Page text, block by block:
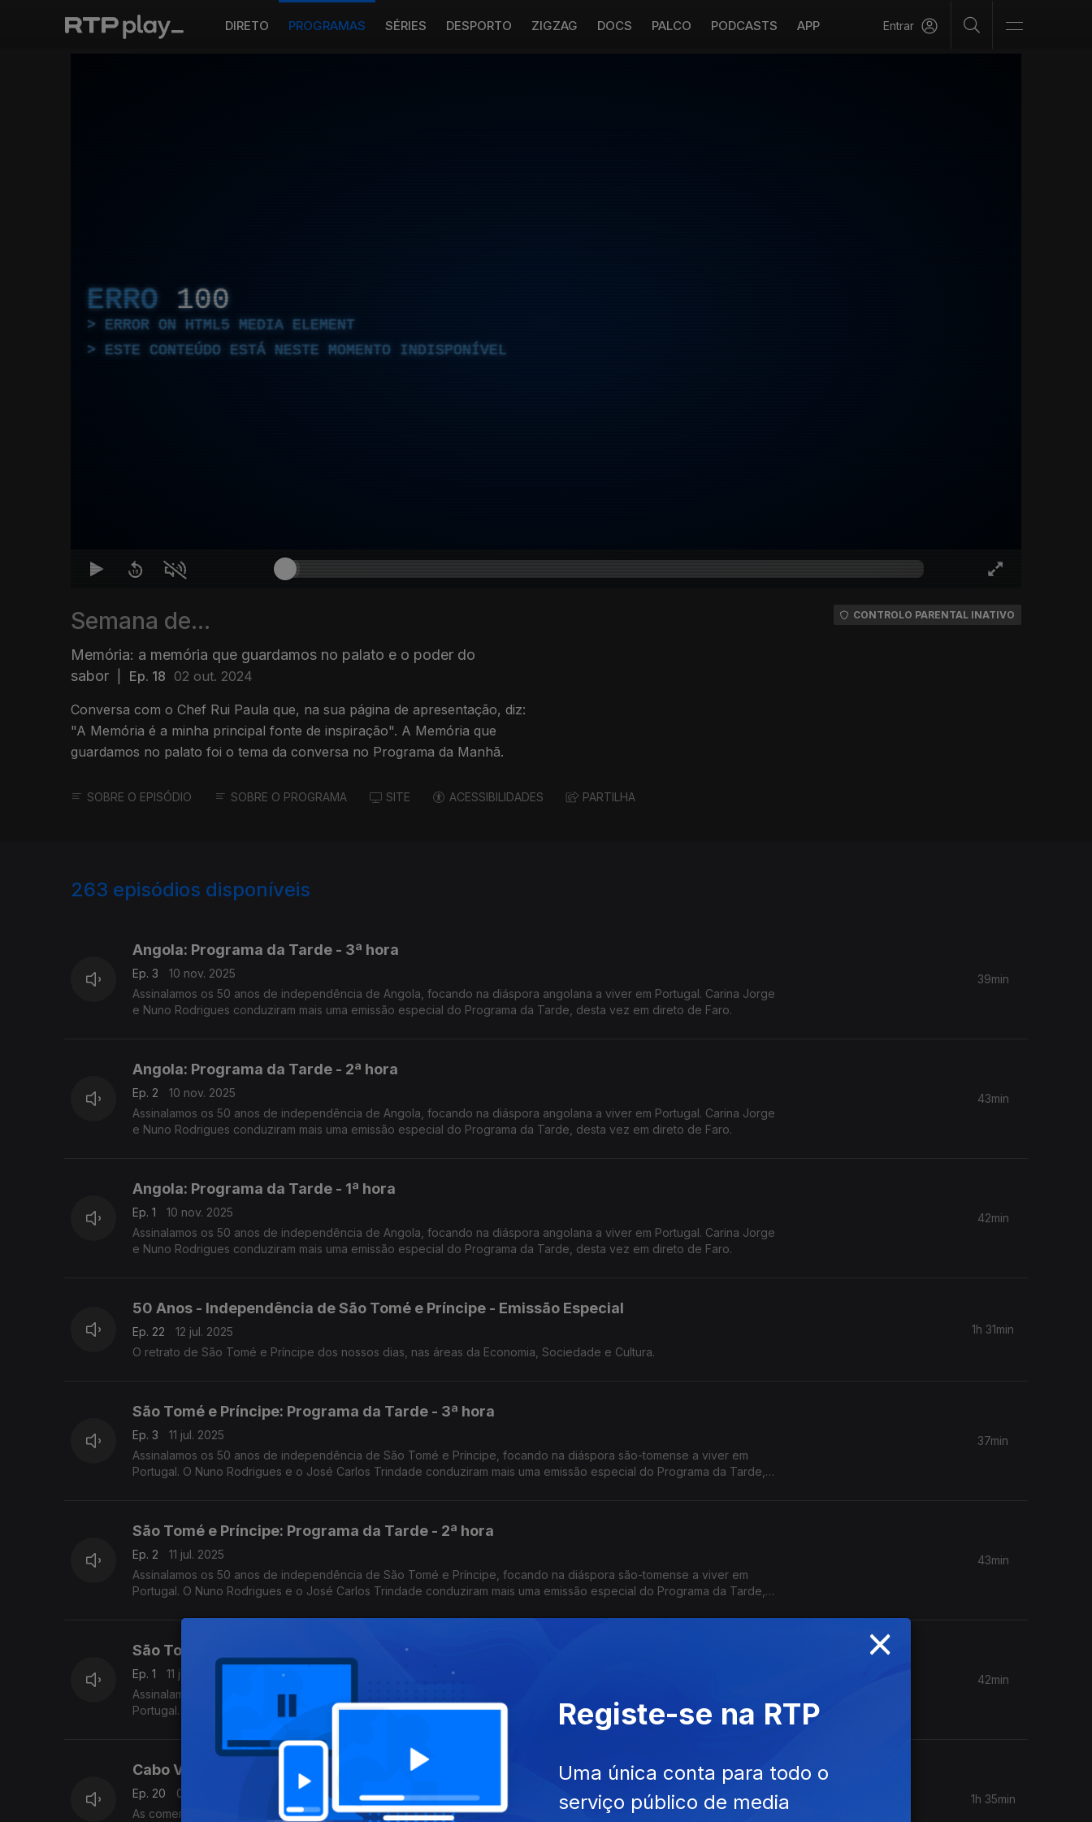
DIRETO PROGRAMAS SÉRIES DESPORTO ZIGZAG DOCS PALCO PODCASTS APP Entrar
ERRO 100
ERROR ON HTML5 MEDIA ELEMENT
ESTE CONTEÚDO ESTÁ NESTE MOMENTO INDISPONÍVEL
Semana de...
Memória: a memória que guardamos no palato e o poder do
sabor
Ep. 18 02 out. 2024
Conversa com o Chef Rui Paula que, na sua página de apresentação, diz:
"A Memória é a minha principal fonte de inspiração". A Memória que
guardamos no palato foi o tema da conversa no Programa da Manhã.
CONTROLO PARENTAL INATIVO
SOBRE O EPISÓDIO SOBRE O PROGRAMA SITE ACESSIBILIDADES PARTILHA
263 episódios disponíveis
Angola: Programa da Tarde - 3ª hora
Ep. 3
10 nov. 2025
Assinalamos os 50 anos de independência de Angola, focando na diáspora angolana a viver em Portugal. Carina Jorge
e Nuno Rodrigues conduziram mais uma emissão especial do Programa da Tarde, desta vez em direto de Faro.
39min
Angola: Programa da Tarde - 2ª hora
Ep. 2
10 nov. 2025
Assinalamos os 50 anos de independência de Angola, focando na diáspora angolana a viver em Portugal. Carina Jorge
e Nuno Rodrigues conduziram mais uma emissão especial do Programa da Tarde, desta vez em direto de Faro.
43min
Angola: Programa da Tarde - 1ª hora
Ep. 1
10 nov. 2025
Assinalamos os 50 anos de independência de Angola, focando na diáspora angolana a viver em Portugal. Carina Jorge
e Nuno Rodrigues conduziram mais uma emissão especial do Programa da Tarde, desta vez em direto de Faro.
42min
50 Anos - Independência de São Tomé e Príncipe - Emissão Especial
Ep. 22
12 jul. 2025
O retrato de São Tomé e Príncipe dos nossos dias, nas áreas da Economia, Sociedade e Cultura.
1h 31min
São Tomé e Príncipe: Programa da Tarde - 3ª hora
Ep. 3
11 jul. 2025
Assinalamos os 50 anos de independência de São Tomé e Príncipe, focando na diáspora são-tomense a viver em
Portugal. O Nuno Rodrigues e o José Carlos Trindade conduziram mais uma emissão especial do Programa da Tarde,
37min
São Tomé e Príncipe: Programa da Tarde - 2ª hora
Ep. 2
11 jul. 2025
Assinalamos os 50 anos de independência de São Tomé e Príncipe, focando na diáspora são-tomense a viver em
Portugal. O Nuno Rodrigues e o José Carlos Trindade conduziram mais uma emissão especial do Programa da Tarde,
43min
São Tomé e Príncipe: Programa da Tarde - 1ª hora
Ep. 1
11 jul. 2025
Assinalamos os 50 anos de independência de São Tomé e Príncipe, focando na diáspora são-tomense a viver em
Portugal. O Nuno Rodrigues e o José Carlos Trindade conduziram mais uma emissão especial do Programa da Tarde,
desta vez em direto da Amora-Seixal.
42min
Cabo Verde: Comemorações oficiais dos 50 anos de independência
Ep. 20
05 jul. 2025
As comemorações oficiais - bem como o retrato de Cabo Verde dos nossos dias, nas áreas da Economia, Sociedade e
1h 35min
×
Registe-se na RTP
Uma única conta para todo o
serviço público de media